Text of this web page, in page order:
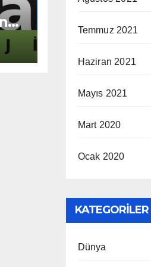
Temmuz 2021
Haziran 2021
Mayıs 2021
Mart 2020
Ocak 2020
KATEGORILER
Dünya